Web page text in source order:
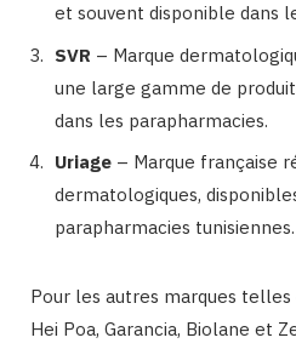
et souvent disponible dans
SVR – Marque
une large gamme de
dans les parapharmacies.
Uriage – Marque française
dermatologiques,
parapharmacies tunisiennes.
Pour les autres marques telles
Hei Poa, Garancia, Biolane et